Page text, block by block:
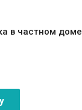
в частном доме